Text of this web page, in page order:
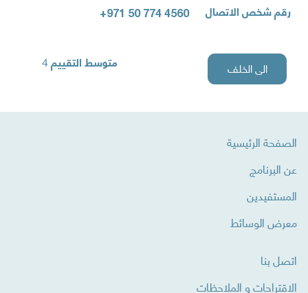
رقم شخص الاتصال +971 50 774 4560
الى الخلف متوسط ​​التقييم4
الصفحة الرئيسية
عن البرنامج
المستفيدين
معرض الوسائط
اتصل بنا
الاقتراحات و الملاحظات